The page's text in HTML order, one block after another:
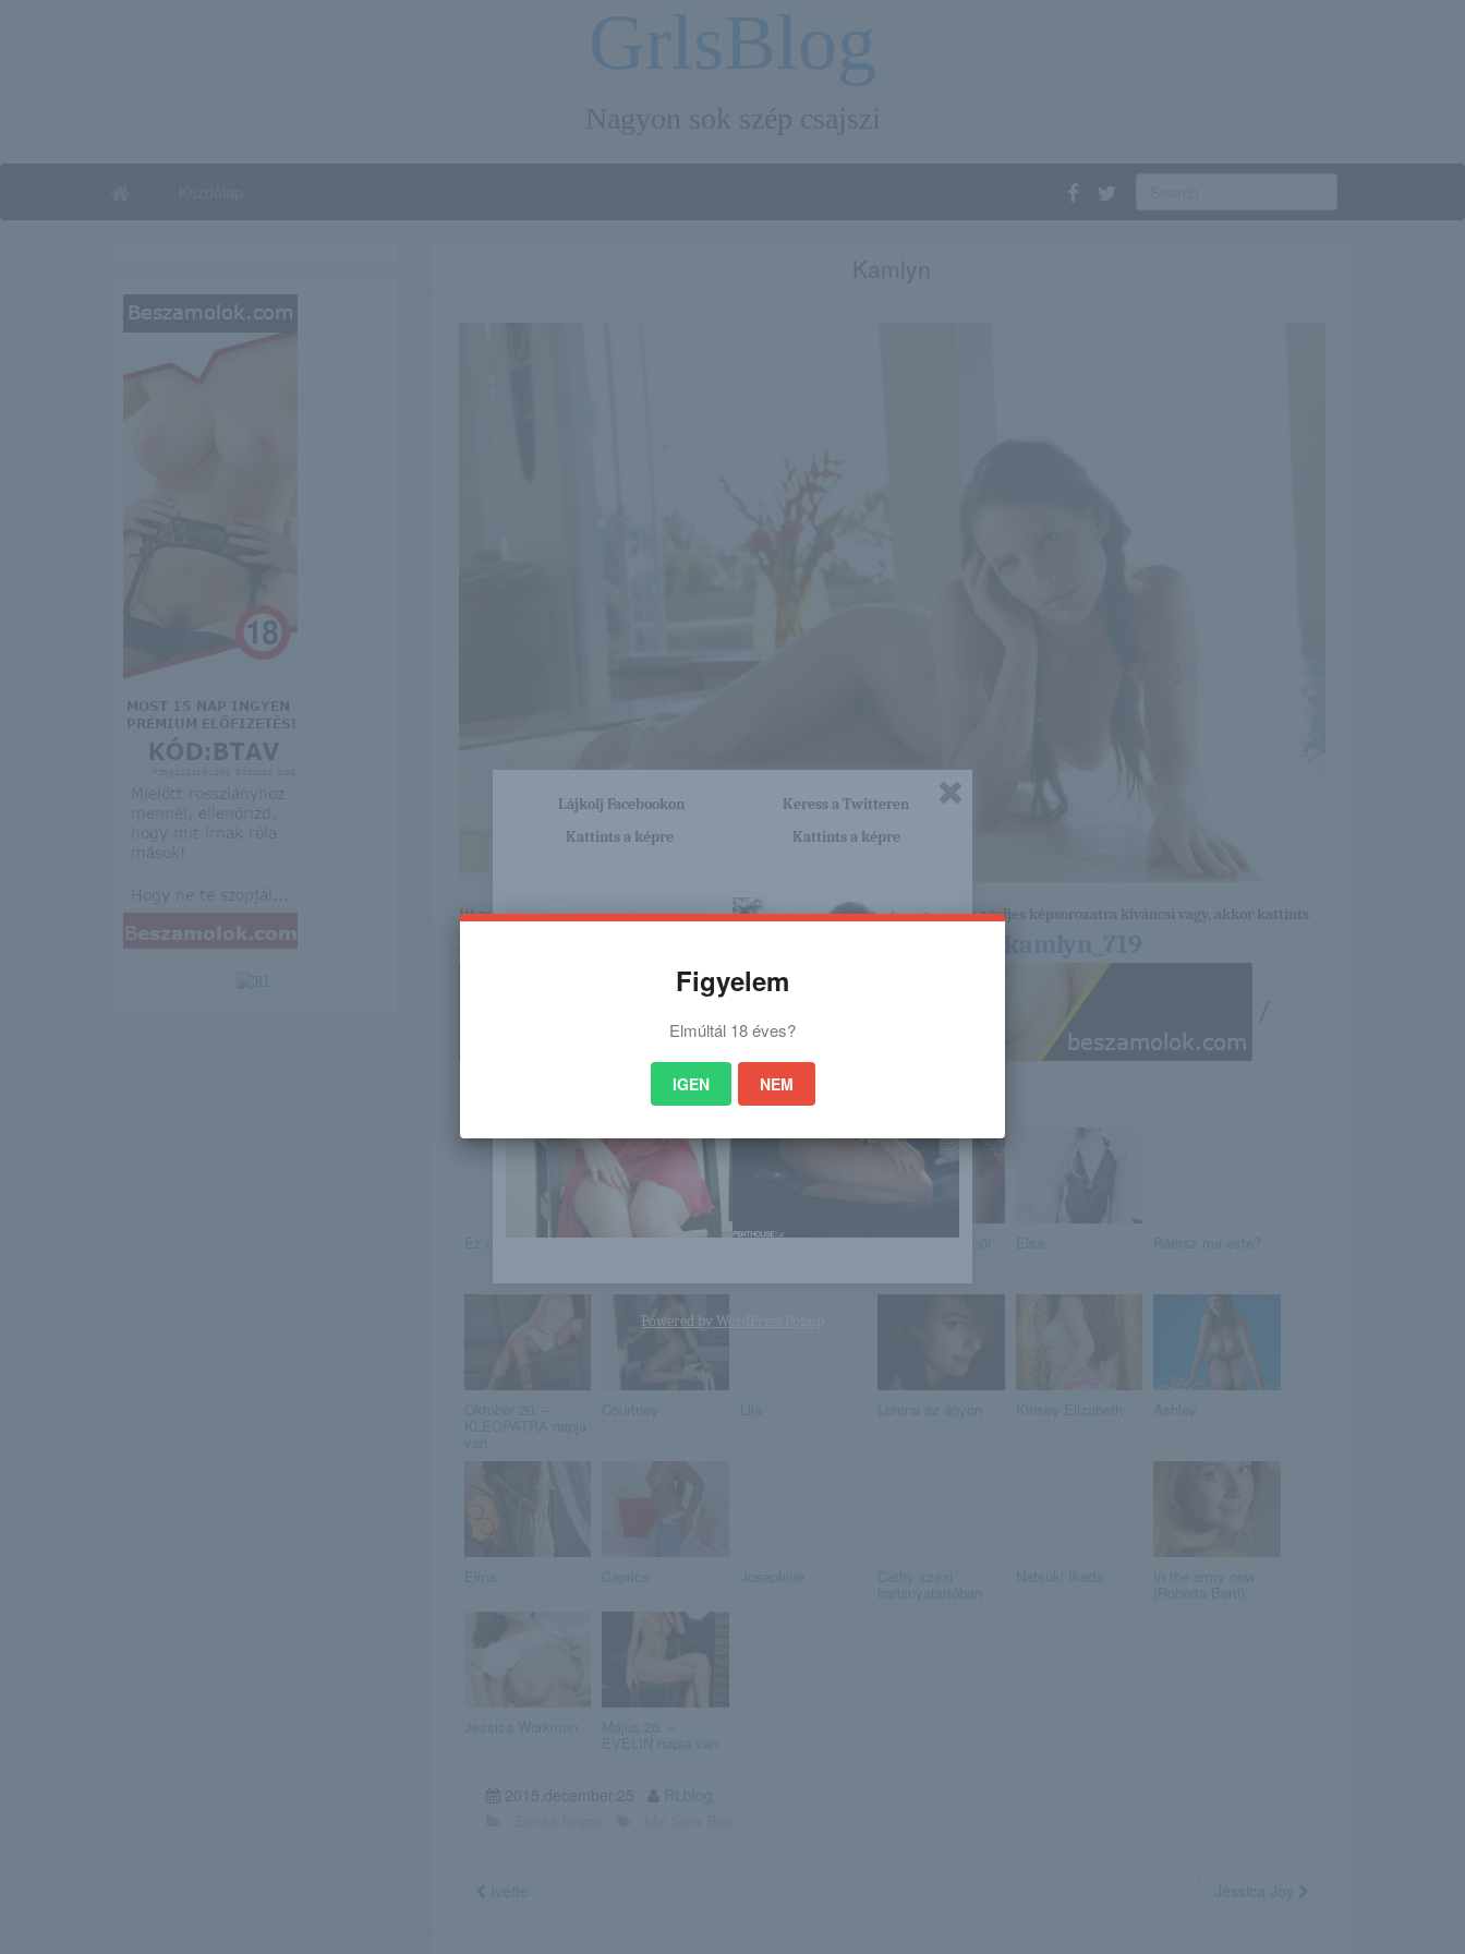
Itt nagyon sok olyan lány van, aki cseppet sem szégyenlős. Ha ennek a lánynak a teljes képsorozatra kíváncsi vagy, akkor kattints
http://maisuna.blog.hu/2015/12/25/kamlyn_719
Ez a játszóterem Most jött: szörnyű Brooke Willow Stacia meztelenül Elsa Ráérsz ma este?
Október 20. –
KLEOPÁTRA napja
van
Courtney Lija Lorena az ágyon Kinsey Elizabeth Ashley
Elina Caprice Josephine Cathy szexi
harisnyatartóban
Natsuki Ikeda In the army now
(Roberta Berti)
Jessica Workman Május 26. –
EVELIN napja van
RLblog
Ivette Jessica Joy
Lájkolj Facebookon
Kattints a képre
Keress a Twitteren
Kattints a képre
Powered by WordPress Popup
Figyelem
Elmúltál 18 éves?
IGEN NEM